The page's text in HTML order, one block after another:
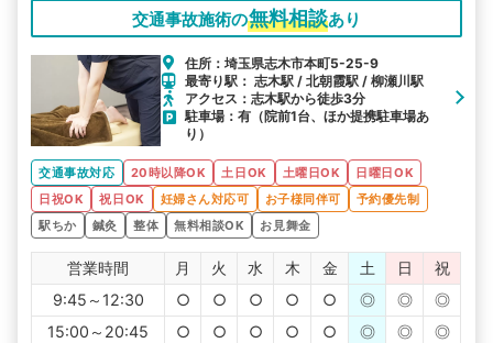
交通事故施術の無料相談あり
住所：埼玉県志木市本町5-25-9
最寄り駅： 志木駅 / 北朝霞駅 / 柳瀬川駅
アクセス：志木駅から徒歩3分
駐車場：有（院前1台、ほか提携駐車場あ
り）
交通事故対応 20時以降OK 土日OK 土曜日OK
日曜日OK
日祝OK
祝日OK 妊婦さん対応可 お子様同伴可
予約優先制
駅ちか
鍼灸 整体 無料相談OK お見舞金
営業時間 月 火 水 木 金 土 日
祝
9:45～12:30
○ ○ ○ ○ ○ ◎ ◎
◎
15:00～20:45
○ ○ ○ ○ ○ ◎ ◎ ◎